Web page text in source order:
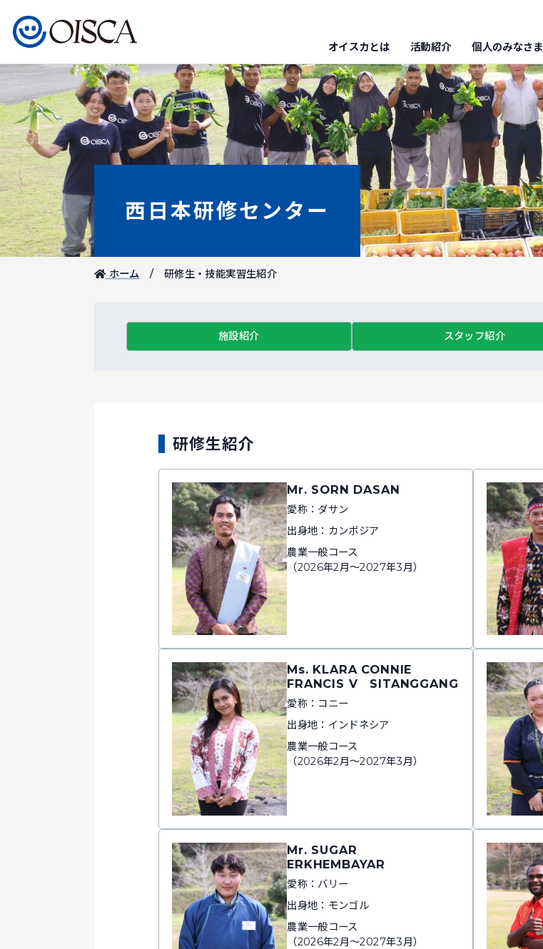
オイスカとは 活動紹介 個人のみなさま
西日本研修センター
ホーム 研修生・技能実習生紹介
施設紹介 スタッフ紹介
研修生紹介
Mr. SORN DASAN
愛称：ダサン
出身地：カンボジア
農業一般コース
（2026年2月～2027年3月）
Ms. KLARA CONNIE
FRANCIS V SITANGGANG
愛称：コニー
出身地：インドネシア
農業一般コース
（2026年2月～2027年3月）
Mr. SUGAR
ERKHEMBAYAR
愛称：バリー
出身地：モンゴル
農業一般コース
（2026年2月～2027年3月）